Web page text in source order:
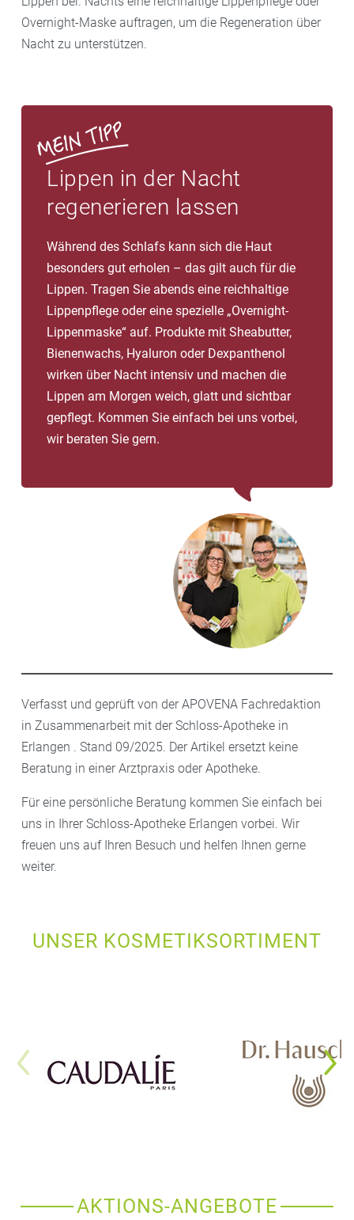
Overnight-Maske auftragen, um die Regeneration über
Nacht zu unterstützen.
Lippen in der Nacht
regenerieren lassen
Während des Schlafs kann sich die Haut
besonders gut erholen – das gilt auch für die
Lippen. Tragen Sie abends eine reichhaltige
Lippenpflege oder eine spezielle „Overnight-
Lippenmaske“ auf. Produkte mit Sheabutter,
Bienenwachs, Hyaluron oder Dexpanthenol
wirken über Nacht intensiv und machen die
Lippen am Morgen weich, glatt und sichtbar
gepflegt. Kommen Sie einfach bei uns vorbei,
wir beraten Sie gern.
Verfasst und geprüft von der APOVENA Fachredaktion
in Zusammenarbeit mit der Schloss-Apotheke in
Erlangen . Stand 09/2025. Der Artikel ersetzt keine
Beratung in einer Arztpraxis oder Apotheke.
Für eine persönliche Beratung kommen Sie einfach bei
uns in Ihrer Schloss-Apotheke Erlangen vorbei. Wir
freuen uns auf Ihren Besuch und helfen Ihnen gerne
weiter.
UNSER KOSMETIKSORTIMENT
AKTIONS-ANGEBOTE